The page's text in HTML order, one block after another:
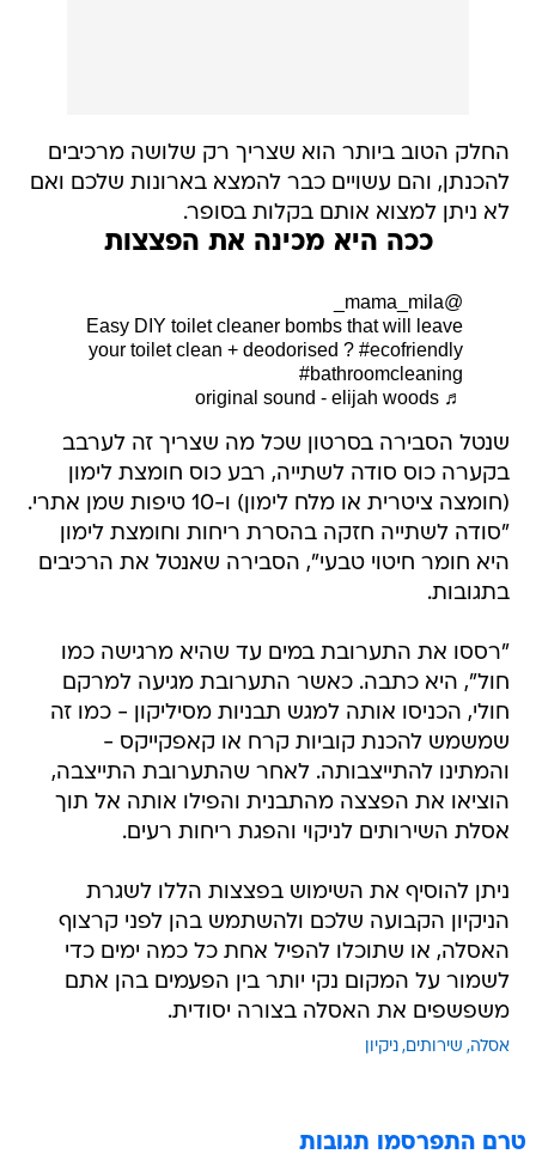
החלק הטוב ביותר הוא שצריך רק שלושה מרכיבים
להכנתן, והם עשויים כבר להמצא בארונות שלכם ואם
לא ניתן למצוא אותם בקלות בסופר.
ככה היא מכינה את הפצצות
@mama_mila_
Easy DIY toilet cleaner bombs that will leave
your toilet clean + deodorised ? #ecofriendly
#bathroomcleaning
♬ original sound - elijah woods
שנטל הסבירה בסרטון שכל מה שצריך זה לערבב
בקערה כוס סודה לשתייה, רבע כוס חומצת לימון
(חומצה ציטרית או מלח לימון) ו-10 טיפות שמן אתרי.
"סודה לשתייה חזקה בהסרת ריחות וחומצת לימון
היא חומר חיטוי טבעי", הסבירה שאנטל את הרכיבים
בתגובות.
"רססו את התערובת במים עד שהיא מרגישה כמו
חול", היא כתבה. כאשר התערובת מגיעה למרקם
חולי, הכניסו אותה למגש תבניות מסיליקון - כמו זה
שמשמש להכנת קוביות קרח או קאפקייקס -
והמתינו להתייצבותה. לאחר שהתערובת התייצבה,
הוציאו את הפצצה מהתבנית והפילו אותה אל תוך
אסלת השירותים לניקוי והפגת ריחות רעים.
ניתן להוסיף את השימוש בפצצות הללו לשגרת
הניקיון הקבועה שלכם ולהשתמש בהן לפני קרצוף
האסלה, או שתוכלו להפיל אחת כל כמה ימים כדי
לשמור על המקום נקי יותר בין הפעמים בהן אתם
משפשפים את האסלה בצורה יסודית.
אסלה שירותים ניקיון
טרם התפרסמו תגובות